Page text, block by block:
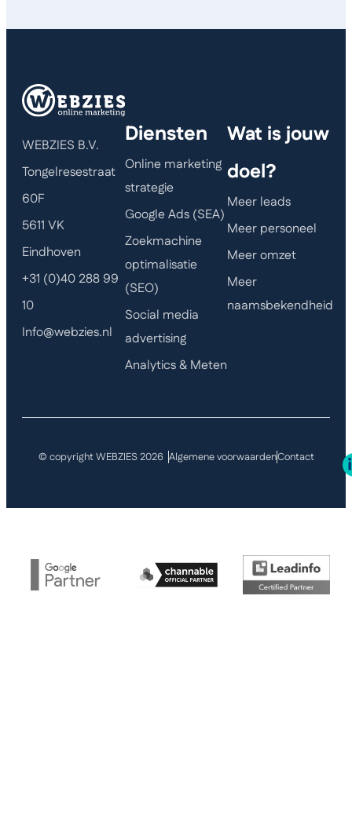
WEBZIES B.V.
Tongelresestraat
60F
5611 VK
Eindhoven
+31 (0)40 288 99
10
Info@webzies.nl
Diensten
Online marketing
strategie
Google Ads (SEA)
Zoekmachine
optimalisatie
(SEO)
Social media
advertising
Analytics & Meten
Wat is jouw
doel?
Meer leads
Meer personeel
Meer omzet
Meer
naamsbekendheid
© copyright WEBZIES 2026 Algemene voorwaardenContact